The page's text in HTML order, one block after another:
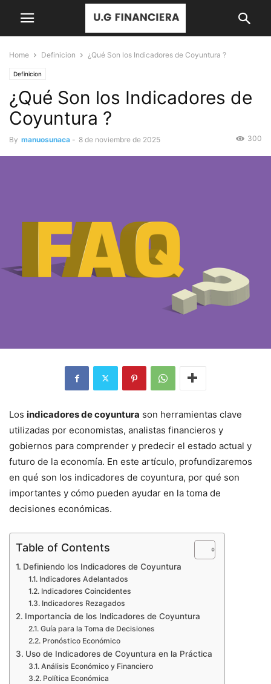
Home Definicion ¿Qué Son los Indicadores de Coyuntura ?
Definicion
¿Qué Son los Indicadores de
Coyuntura ?
By manuosunaca - 8 de noviembre de 2025 300
Los indicadores de coyuntura son herramientas clave
utilizadas por economistas, analistas financieros y
gobiernos para comprender y predecir el estado actual y
futuro de la economía. En este artículo, profundizaremos
en qué son los indicadores de coyuntura, por qué son
importantes y cómo pueden ayudar en la toma de
decisiones económicas.
Table of Contents
Definiendo los Indicadores de Coyuntura
Indicadores Adelantados
Indicadores Coincidentes
Indicadores Rezagados
Importancia de los Indicadores de Coyuntura
Guía para la Toma de Decisiones
Pronóstico Económico
Uso de Indicadores de Coyuntura en la Práctica
Análisis Económico y Financiero
Política Económica